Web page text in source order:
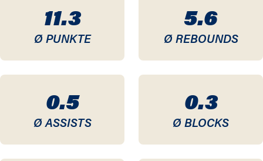
11.3
Ø PUNKTE
5.6
Ø REBOUNDS
0.5
Ø ASSISTS
0.3
Ø BLOCKS